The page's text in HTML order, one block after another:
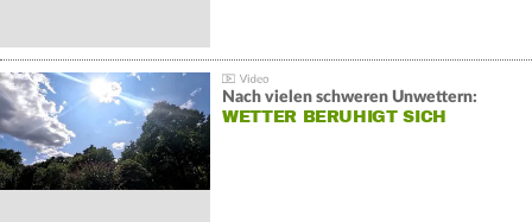
Nach vielen schweren Unwettern:
WETTER BERUHIGT SICH